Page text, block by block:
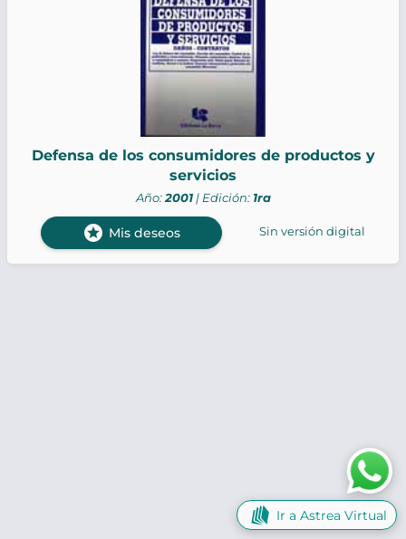
Defensa de los consumidores de productos y
servicios
Año:2001| Edición: 1ra
stars Mis deseos Sin versión digital
Ir a Astrea Virtual